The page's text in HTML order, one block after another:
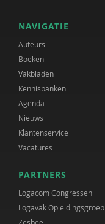
NAVIGATIE
Auteurs
Boeken
Vakbladen
Kennisbanken
Agenda
Nieuws
Klantenservice
Vacatures
PARTNERS
Logacom Congressen
Logavak Opleidingsgroep